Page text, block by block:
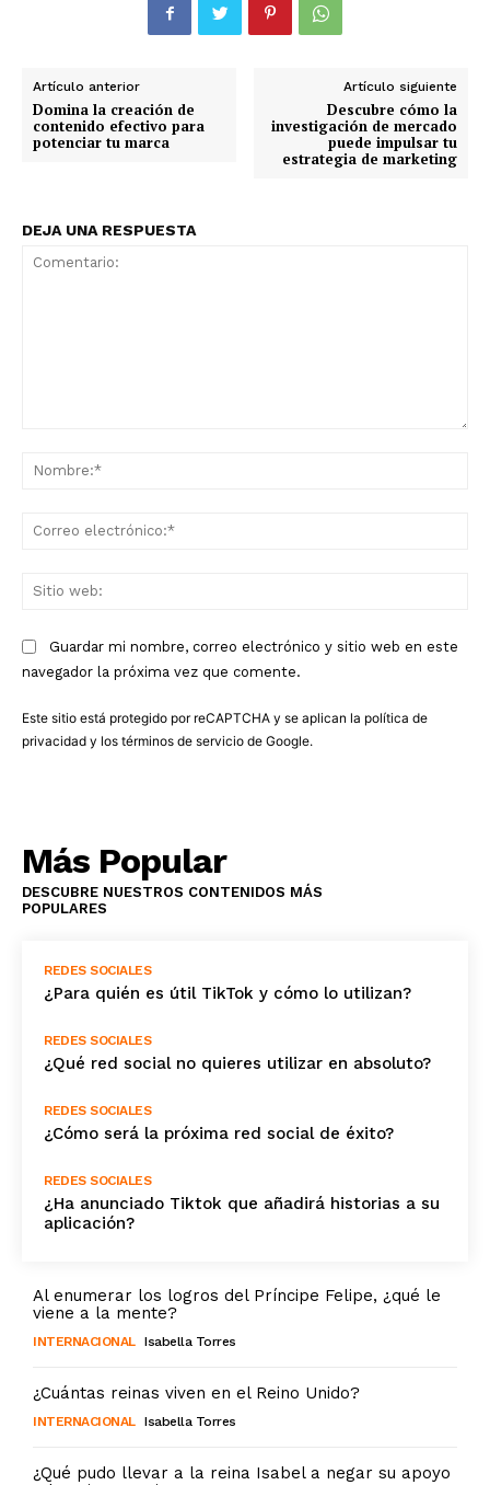
Artículo anterior
Domina la creación de
contenido efectivo para
potenciar tu marca
Artículo siguiente
Descubre cómo la
investigación de mercado
puede impulsar tu
estrategia de marketing
DEJA UNA RESPUESTA
Guardar mi nombre, correo electrónico y sitio web en este
navegador la próxima vez que comente.
Este sitio está protegido por reCAPTCHA y se aplican la política de
privacidad y los términos de servicio de Google.
Más Popular
DESCUBRE NUESTROS CONTENIDOS MÁS
POPULARES
REDES SOCIALES
¿Para quién es útil TikTok y cómo lo utilizan?
REDES SOCIALES
¿Qué red social no quieres utilizar en absoluto?
REDES SOCIALES
¿Cómo será la próxima red social de éxito?
REDES SOCIALES
¿Ha anunciado Tiktok que añadirá historias a su
aplicación?
Al enumerar los logros del Príncipe Felipe, ¿qué le
viene a la mente?
INTERNACIONAL Isabella Torres
¿Cuántas reinas viven en el Reino Unido?
INTERNACIONAL Isabella Torres
¿Qué pudo llevar a la reina Isabel a negar su apoyo